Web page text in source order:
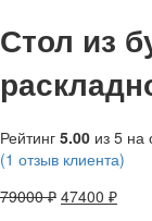
Стол из
Рейтинг 5.00 из 5 на
(1 отзыв клиента)
79000₽ 47400 ₽